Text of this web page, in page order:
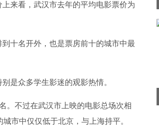
来看，武汉市去年的平均电影票价为
十名开外，也是票房前十的城市中最
是众多学生影迷的观影热情。
。不过在武汉市上映的电影总场次相
市中仅仅低于北京，与上海持平。